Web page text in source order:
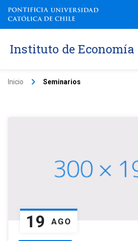
Instituto de Economía
Inicio keyboard_arrow_right Seminarios
19 AGO